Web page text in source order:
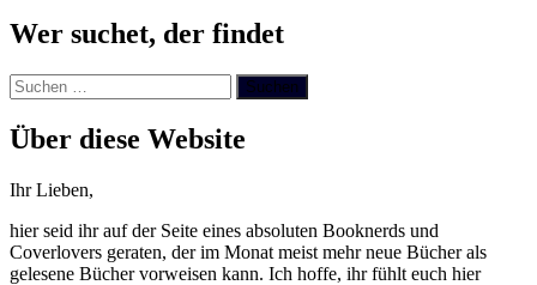
Wer suchet, der findet
Suchen
nach:
Über diese Website
Ihr Lieben,
hier seid ihr auf der Seite eines absoluten Booknerds und
Coverlovers geraten, der im Monat meist mehr neue Bücher als
gelesene Bücher vorweisen kann. Ich hoffe, ihr fühlt euch hier